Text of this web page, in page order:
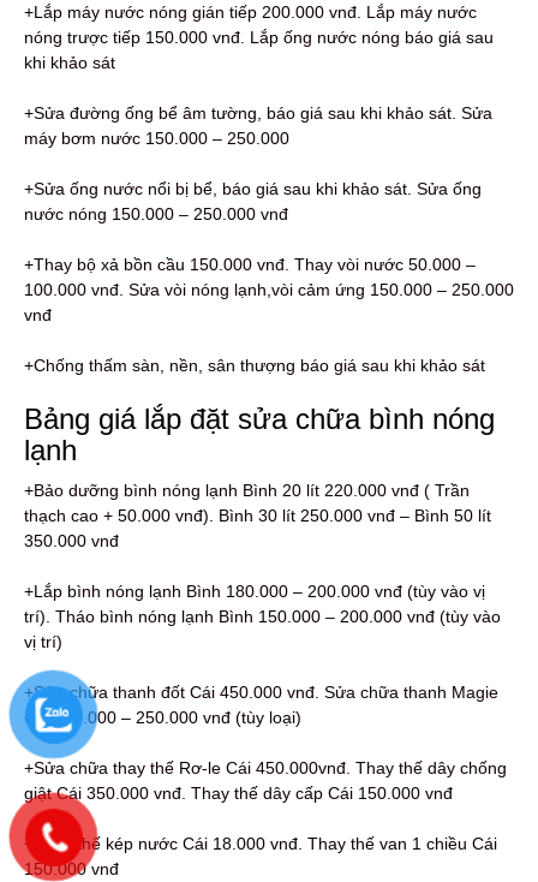
+Lắp máy nước nóng gián tiếp 200.000 vnđ. Lắp máy nước
nóng trược tiếp 150.000 vnđ. Lắp ống nước nóng báo giá sau
khi khảo sát
+Sửa đường ống bể âm tường, báo giá sau khi khảo sát. Sửa
máy bơm nước 150.000 – 250.000
+Sửa ống nước nổi bị bể, báo giá sau khi khảo sát. Sửa ống
nước nóng 150.000 – 250.000 vnđ
+Thay bộ xả bồn cầu 150.000 vnđ. Thay vòi nước 50.000 –
100.000 vnđ. Sửa vòi nóng lạnh,vòi cảm ứng 150.000 – 250.000
vnđ
+Chống thấm sàn, nền, sân thượng báo giá sau khi khảo sát
Bảng giá lắp đặt sửa chữa bình nóng
lạnh
+Bảo dưỡng bình nóng lạnh Bình 20 lít 220.000 vnđ ( Trần
thạch cao + 50.000 vnđ). Bình 30 lít 250.000 vnđ – Bình 50 lít
350.000 vnđ
+Lắp bình nóng lạnh Bình 180.000 – 200.000 vnđ (tùy vào vị
trí). Tháo bình nóng lạnh Bình 150.000 – 200.000 vnđ (tùy vào
vị trí)
+Sửa chữa thanh đốt Cái 450.000 vnđ. Sửa chữa thanh Magie
Cái 150.000 – 250.000 vnđ (tùy loại)
+Sửa chữa thay thế Rơ-le Cái 450.000vnđ. Thay thế dây chống
giật Cái 350.000 vnđ. Thay thế dây cấp Cái 150.000 vnđ
+Thay thế kép nước Cái 18.000 vnđ. Thay thế van 1 chiều Cái
150.000 vnđ